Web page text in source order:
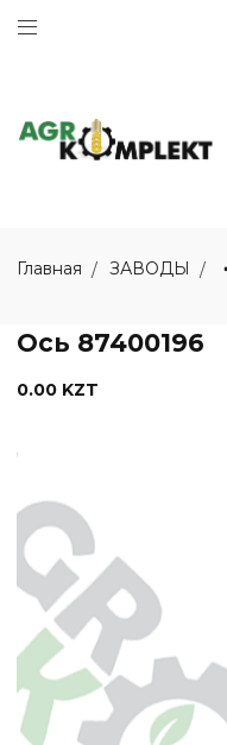
Главная ЗАВОДЫ
Ось 87400196
0.00 KZT